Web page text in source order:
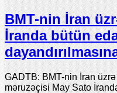
BMT-nin İran
İranda bütün
GADTB: BMT-nin İran
məruzəçisi May Sato